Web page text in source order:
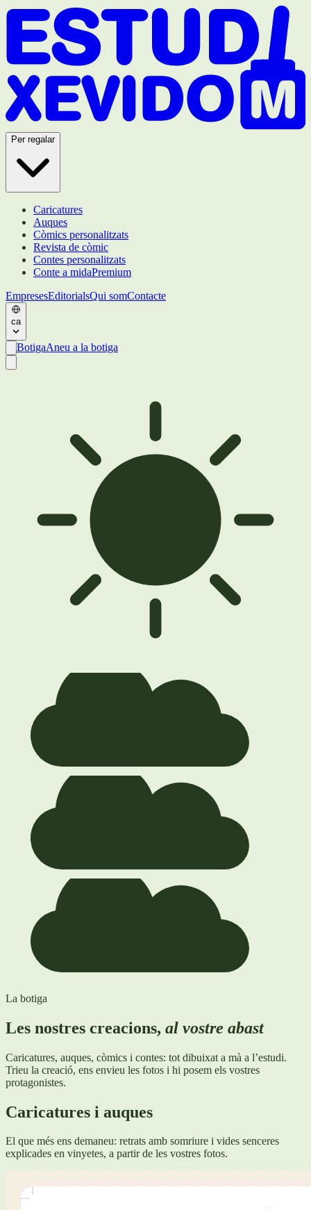
Per regalar
Caricatures
Auques
Còmics personalitzats
Revista de còmic
Contes personalitzats
Conte a midaPremium
EmpresesEditorialsQui somContacte
ca
BotigaAneu a la botiga
La botiga
Les nostres creacions, al vostre abast
Caricatures, auques, còmics i contes: tot dibuixat a mà a l’estudi.
Trieu la creació, ens envieu les fotos i hi posem els vostres
protagonistes.
Caricatures i auques
El que més ens demaneu: retrats amb somriure i vides senceres
explicades en vinyetes, a partir de les vostres fotos.